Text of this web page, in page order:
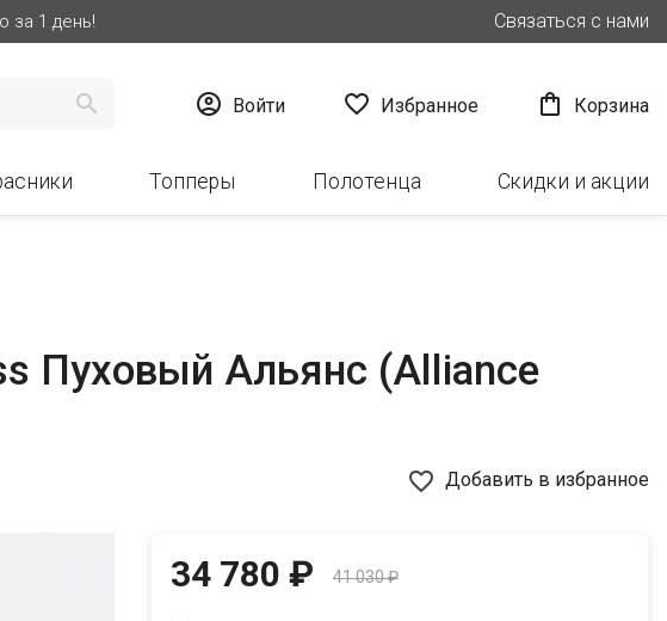
за 1 день! Связаться с нами
  Войти  Избранное  Корзина
Топперы Полотенца Скидки и акции
Пуховый Альянс (Alliance
favorite_border Добавить в избранное
34 780 ₽ 41 030 ₽